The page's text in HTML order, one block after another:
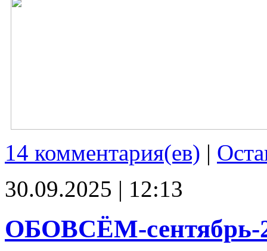
14 комментария(ев) |
30.09.2025 | 12:13
ОБОВСЁМ-сентябрь-